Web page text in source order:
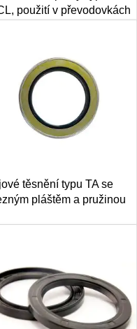
použití v převodovkách
těsnění typu TA se
pláštěm a pružinou